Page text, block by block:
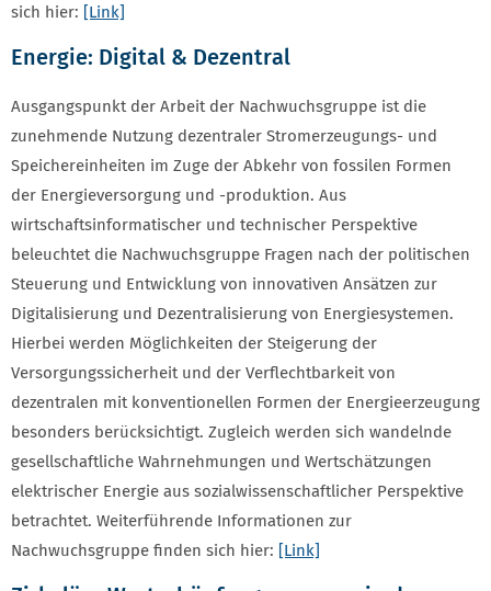
sich hier: [Link]
Energie: Digital & Dezentral
Ausgangspunkt der Arbeit der Nachwuchsgruppe ist die
zunehmende Nutzung dezentraler Stromerzeugungs- und
Speichereinheiten im Zuge der Abkehr von fossilen Formen
der Energieversorgung und -produktion. Aus
wirtschaftsinformatischer und technischer Perspektive
beleuchtet die Nachwuchsgruppe Fragen nach der politischen
Steuerung und Entwicklung von innovativen Ansätzen zur
Digitalisierung und Dezentralisierung von Energiesystemen.
Hierbei werden Möglichkeiten der Steigerung der
Versorgungssicherheit und der Verflechtbarkeit von
dezentralen mit konventionellen Formen der Energieerzeugung
besonders berücksichtigt. Zugleich werden sich wandelnde
gesellschaftliche Wahrnehmungen und Wertschätzungen
elektrischer Energie aus sozialwissenschaftlicher Perspektive
betrachtet. Weiterführende Informationen zur
Nachwuchsgruppe finden sich hier: [Link]